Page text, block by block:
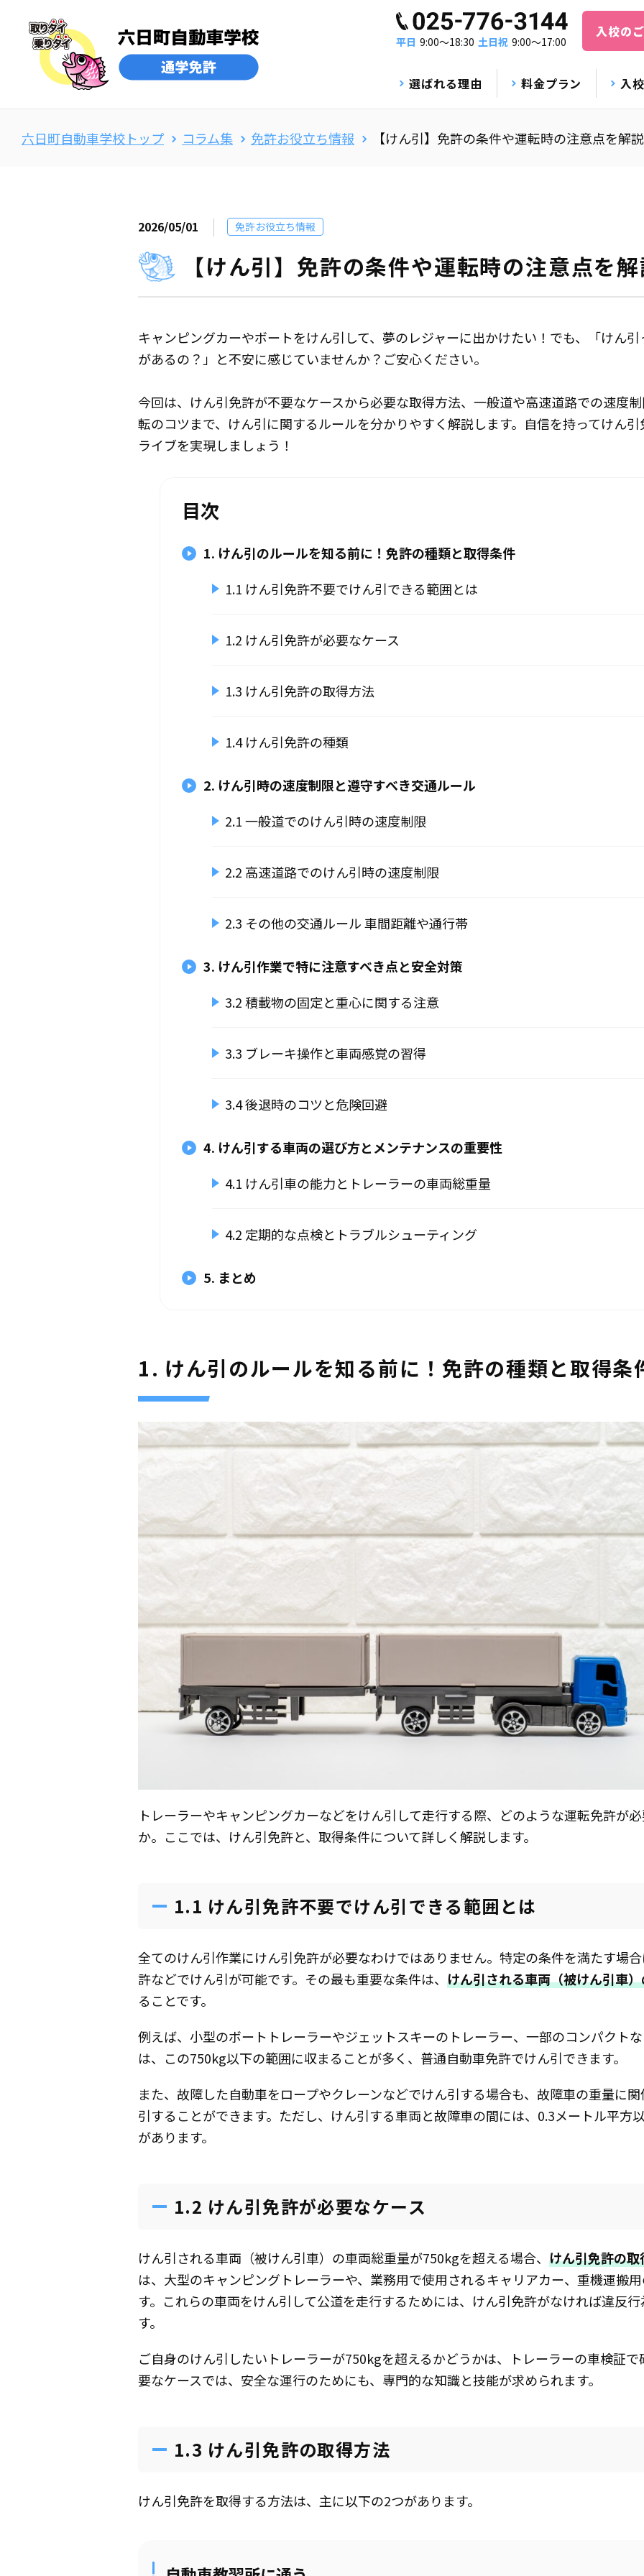
平日 9:00〜18:30 土日祝 9:00〜17:00
入校の
選ばれる理由 料金プラン 入
六日町自動車学校トップ コラム集 免許お役立ち情報 【けん引】免許の条件や運転時の注意点を解
2026/05/01 免許お役立ち情報
【けん引】免許の条件や運転時の注意点を
キャンピングカーやボートをけん引して、夢のレジャーに出かけたい！でも、「けん
があるの？」と不安に感じていませんか？ご安心ください。
今回は、けん引免許が不要なケースから必要な取得方法、一般道や高速道路での速度
転のコツまで、けん引に関するルールを分かりやすく解説します。自信を持ってけん
ライブを実現しましょう！
目次
1. けん引のルールを知る前に！免許の種類と取得条件
1.1 けん引免許不要でけん引できる範囲とは
1.2 けん引免許が必要なケース
1.3 けん引免許の取得方法
1.4 けん引免許の種類
2. けん引時の速度制限と遵守すべき交通ルール
2.1 一般道でのけん引時の速度制限
2.2 高速道路でのけん引時の速度制限
2.3 その他の交通ルール 車間距離や通行帯
3. けん引作業で特に注意すべき点と安全対策
3.2 積載物の固定と重心に関する注意
3.3 ブレーキ操作と車両感覚の習得
3.4 後退時のコツと危険回避
4. けん引する車両の選び方とメンテナンスの重要性
4.1 けん引車の能力とトレーラーの車両総重量
4.2 定期的な点検とトラブルシューティング
5. まとめ
1. けん引のルールを知る前に！免許の種類と取得条
トレーラーやキャンピングカーなどをけん引して走行する際、どのような運転免許が
か。ここでは、けん引免許と、取得条件について詳しく解説します。
1.1 けん引免許不要でけん引できる範囲とは
全てのけん引作業にけん引免許が必要なわけではありません。特定の条件を満たす場
許などでけん引が可能です。その最も重要な条件は、 けん引される車両（被けん引車
ることです。
例えば、小型のボートトレーラーやジェットスキーのトレーラー、一部のコンパクト
は、この750kg以下の範囲に収まることが多く、普通自動車免許でけん引できます。
また、故障した自動車をロープやクレーンなどでけん引する場合も、故障車の重量に
引することができます。ただし、けん引する車両と故障車の間には、0.3メートル平方
があります。
1.2 けん引免許が必要なケース
けん引される車両（被けん引車）の車両総重量が750kgを超える場合、 けん引免許の取
は、大型のキャンピングトレーラーや、業務用で使用されるキャリアカー、重機運搬
す。これらの車両をけん引して公道を走行するためには、けん引免許がなければ違反
す。
ご自身のけん引したいトレーラーが750kgを超えるかどうかは、トレーラーの車検証
要なケースでは、安全な運行のためにも、専門的な知識と技能が求められます。
1.3 けん引免許の取得方法
けん引免許を取得する方法は、主に以下の2つがあります。